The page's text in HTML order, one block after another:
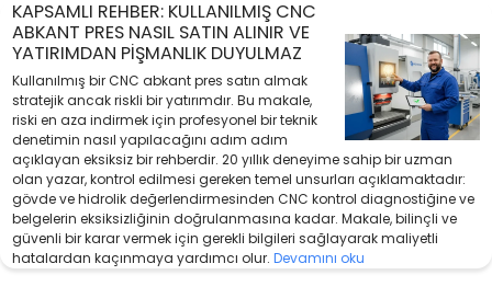
KAPSAMLI REHBER: KULLANILMIŞ CNC
ABKANT PRES NASIL SATIN ALINIR VE
YATIRIMDAN PIŞMANLIK DUYULMAZ
Kullanılmış bir CNC abkant pres satın almak
stratejik ancak riskli bir yatırımdır. Bu makale,
riski en aza indirmek için profesyonel bir teknik
denetimin nasıl yapılacağını adım adım
açıklayan eksiksiz bir rehberdir. 20 yıllık deneyime sahip bir uzman
olan yazar, kontrol edilmesi gereken temel unsurları açıklamaktadır:
gövde ve hidrolik değerlendirmesinden CNC kontrol diagnostiğine ve
belgelerin eksiksizliğinin doğrulanmasına kadar. Makale, bilinçli ve
güvenli bir karar vermek için gerekli bilgileri sağlayarak maliyetli
hatalardan kaçınmaya yardımcı olur. Devamını oku